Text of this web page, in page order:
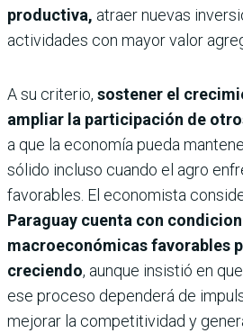
productiva, atraer nuevas
actividades con mayor valor
A su criterio, sostener el
ampliar la participación de
a que la economía pueda
sólido incluso cuando el agro
favorables. El economista
Paraguay cuenta con
macroeconómicas favorables
creciendo, aunque insistió en
ese proceso dependerá de
mejorar la competitividad y